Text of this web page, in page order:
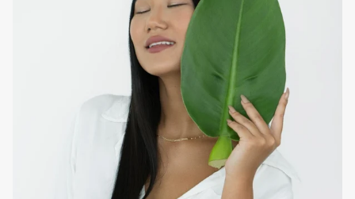
Couro cabeludo oleoso e propenso a caspa ou cabelo
saturado com acumulação de excesso de produtos,
poluição, calcário e outros metais contidos na água.
Como utilizar em casa
Como primeiro shampoo, utilizar uma a duas vezes por
semana antes da lavagem com o shampooEVAN Care
habitual. Ideal para couro cabeludo oleoso, propenso a
caspa oleosa e que necessite de uma limpeza mais